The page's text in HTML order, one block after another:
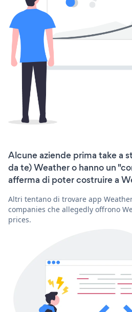
Alcune aziende prima take a
da te) Weather o hanno un
afferma di poter costruire a
Altri tentano di trovare app
companies che allegedly offrono
prices.